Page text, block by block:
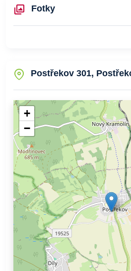
Fotky
Postřekov 301,
+
−